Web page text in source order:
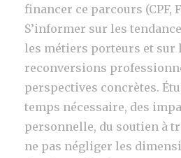
financer ce parcours (CPF,
S’informer sur les
les métiers porteurs et sur
reconversions
perspectives concrètes.
temps nécessaire, des
personnelle, du soutien à
ne pas négliger les